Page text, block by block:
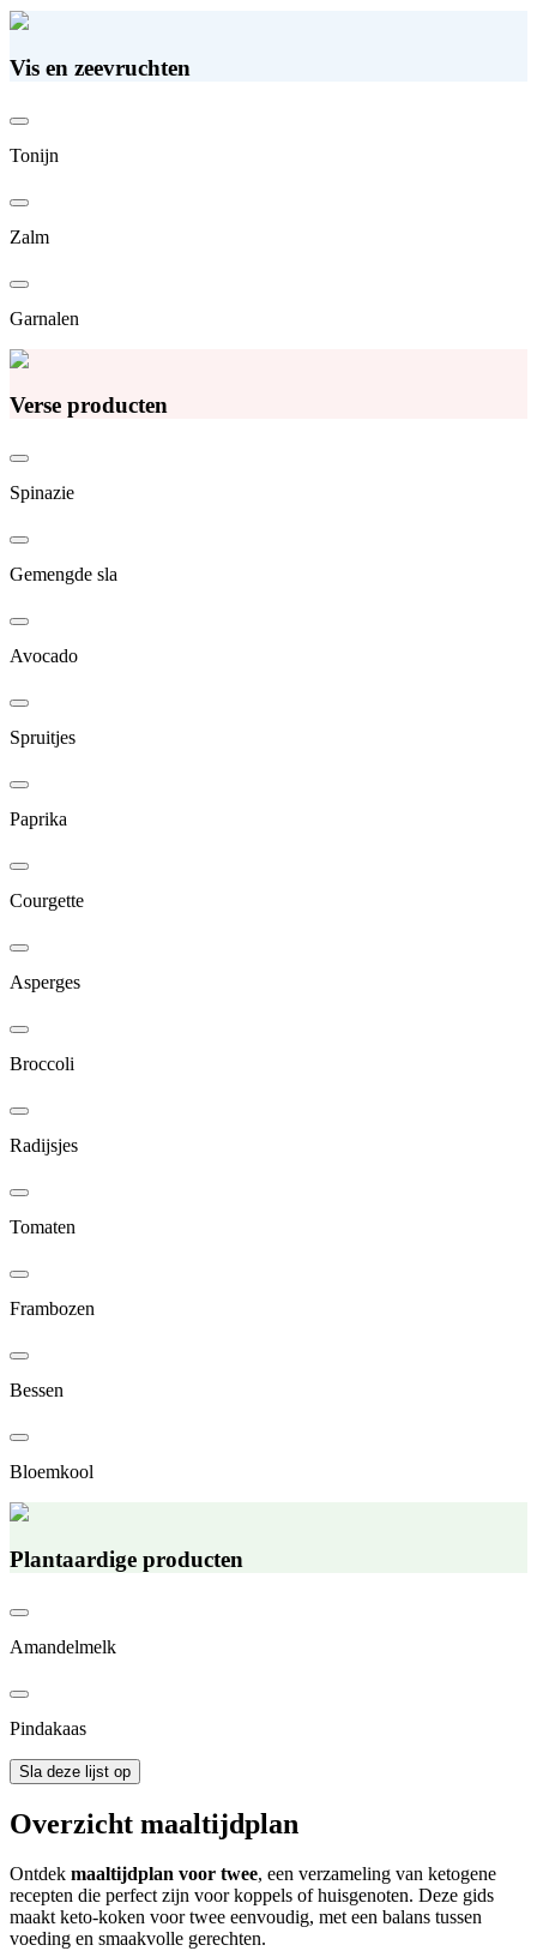
Vis en zeevruchten
Tonijn
Zalm
Garnalen
Verse producten
Spinazie
Gemengde sla
Avocado
Spruitjes
Paprika
Courgette
Asperges
Broccoli
Radijsjes
Tomaten
Frambozen
Bessen
Bloemkool
Plantaardige producten
Amandelmelk
Pindakaas
Sla deze lijst op
Overzicht maaltijdplan
Ontdek maaltijdplan voor twee, een verzameling van ketogene
recepten die perfect zijn voor koppels of huisgenoten. Deze gids
maakt keto-koken voor twee eenvoudig, met een balans tussen
voeding en smaakvolle gerechten.